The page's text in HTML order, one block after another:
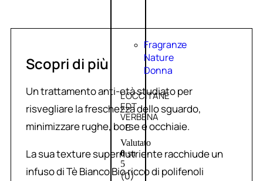
Fragranze
Nature
Donna
L’OCCITANE
EDT
VERBENA
E
Valutato
0su
5
(0)
Scopri di più
Un trattamento anti-età studiato per
risvegliare la freschezza dello sguardo,
minimizzare rughe, borse e occhiaie.
La sua texture supernutriente racchiude un
infuso di Tè Bianco Bio ricco di polifenoli